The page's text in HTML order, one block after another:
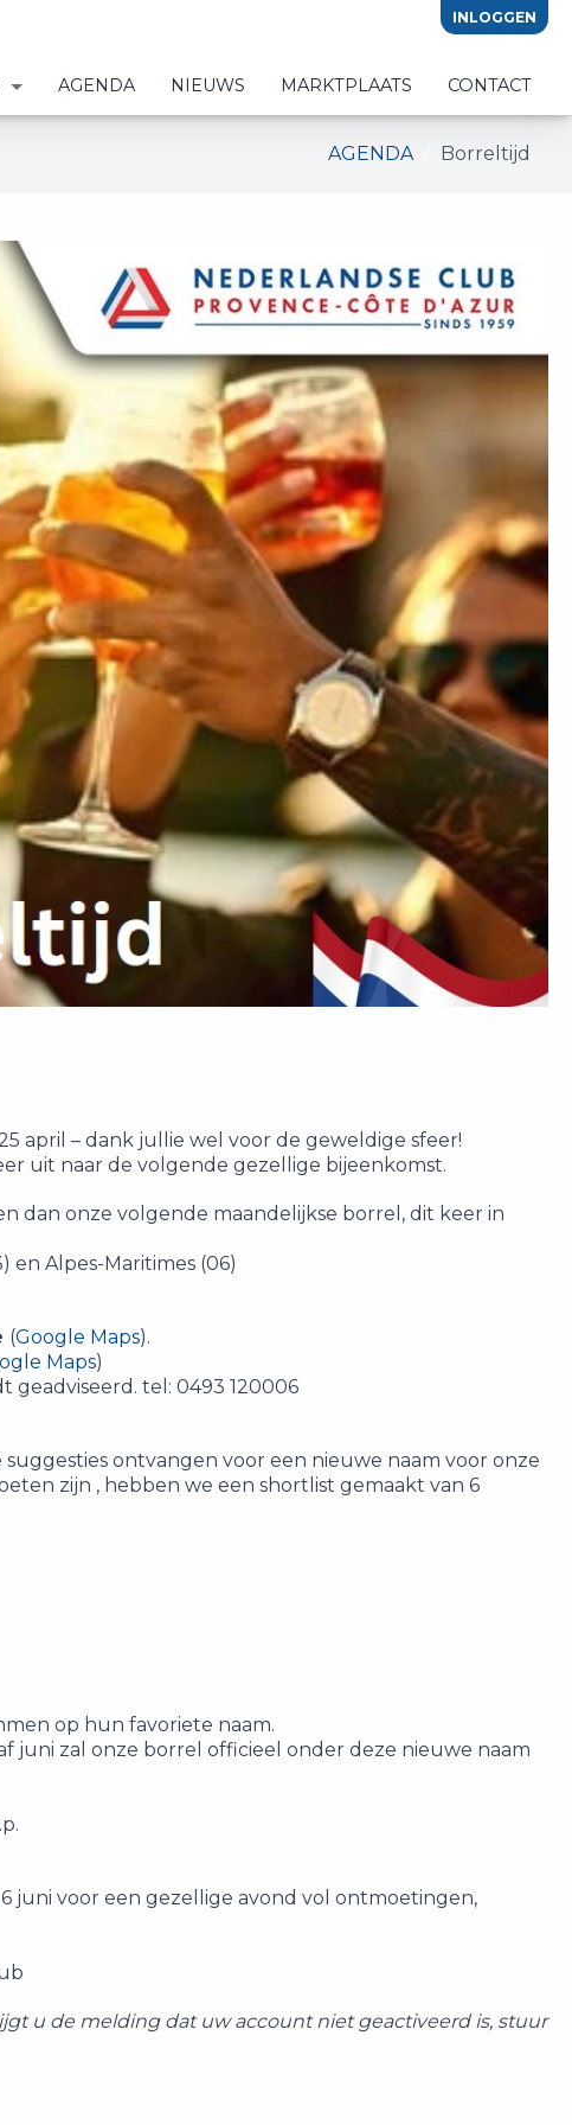
INLOGGEN
AGENDA NIEUWS MARKTPLAATS CONTACT
AGENDA Borreltijd
april – dank jullie wel voor de geweldige sfeer!
uit naar de volgende gezellige bijeenkomst.
dan onze volgende maandelijkse borrel, dit keer in
en Alpes-Maritimes (06)
(Google Maps).
Maps)
tel: 0493 120006
ontvangen voor een nieuwe naam voor onze
zijn , hebben we een shortlist gemaakt van 6
op hun favoriete naam.
juni zal onze borrel officieel onder deze nieuwe naam
juni voor een gezellige avond vol ontmoetingen,
u de melding dat uw account niet geactiveerd is, stuur